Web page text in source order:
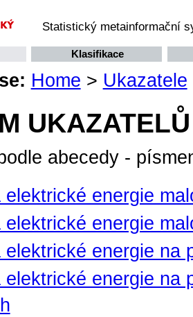
Statistický metainformační
Klasifikace
Home > Ukazatele
UKAZATELŮ
abecedy -
elektrické energie
elektrické energie
elektrické energie na
elektrické energie na